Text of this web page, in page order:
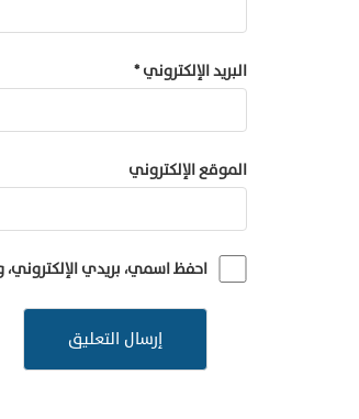
البريد الإلكتروني*
الموقع الإلكتروني
احفظ اسمي، بريدي